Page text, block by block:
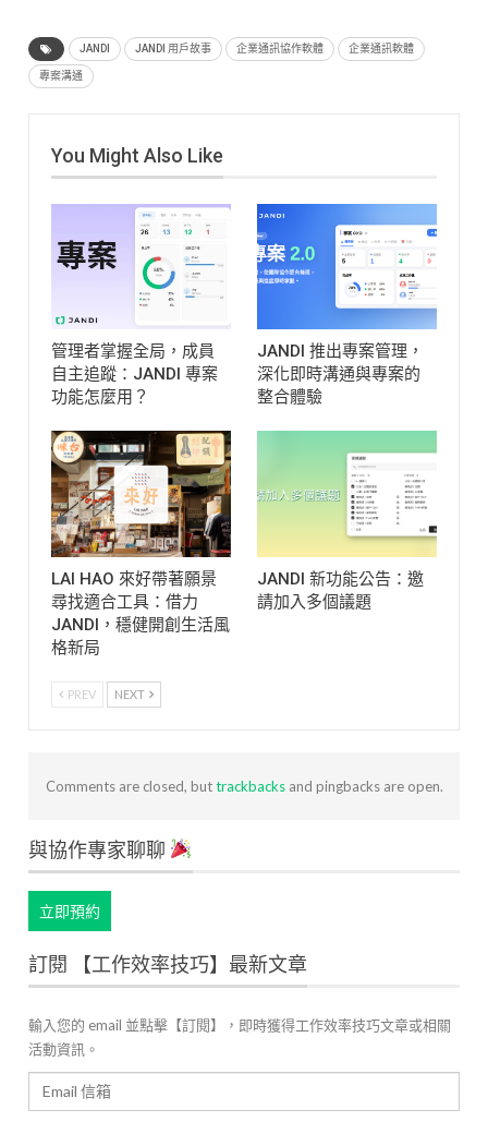
JANDI JANDI 用戶故事 企業通訊協作軟體 企業通訊軟體
專案溝通
You Might Also Like
管理者掌握全局，成員
自主追蹤：JANDI 專案
功能怎麼用？
JANDI 推出專案管理，
深化即時溝通與專案的
整合體驗
LAI HAO 來好帶著願景
尋找適合工具：借力
JANDI，穩健開創生活風
格新局
JANDI 新功能公告：邀
請加入多個議題
PREV NEXT
Comments are closed, buttrackbacksand pingbacks are open.
與協作專家聊聊
立即預約
訂閱 【工作效率技巧】最新文章
輸入您的 email 並點擊【訂閱】，即時獲得工作效率技巧文章或相關
活動資訊。
Email
信